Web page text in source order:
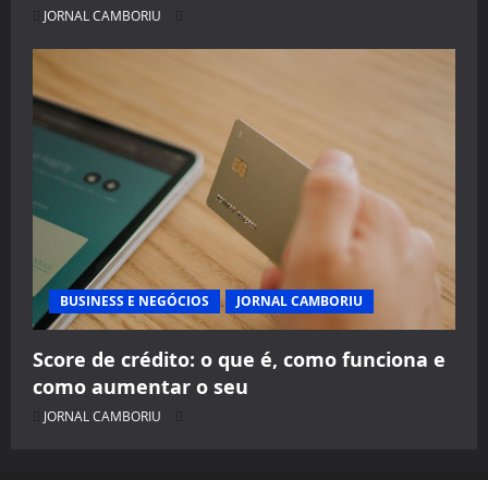
JORNAL CAMBORIU
BUSINESS E NEGÓCIOS JORNAL CAMBORIU
Score de crédito: o que é, como funciona e
como aumentar o seu
JORNAL CAMBORIU